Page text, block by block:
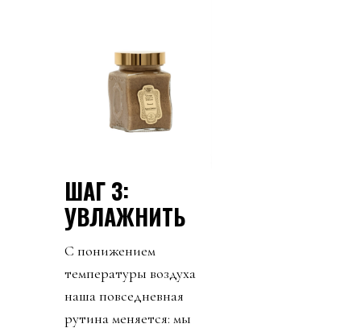
ШАГ 3:
УВЛАЖНИТЬ
С понижением
температуры воздуха
наша повседневная
рутина меняется: мы